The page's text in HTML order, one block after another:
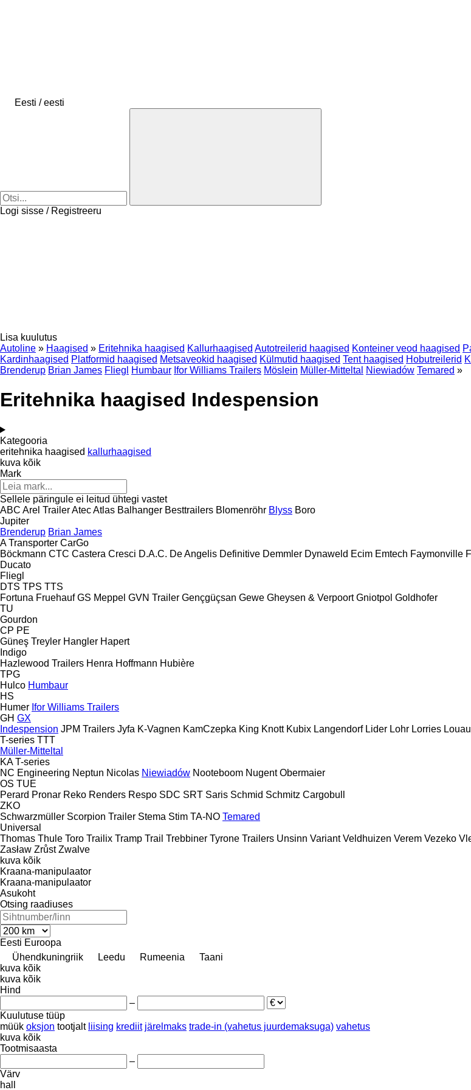
Eesti / eesti
Logi sisse / Registreeru
Lisa kuulutus
Autoline » Haagised » Eritehnika haagised Kallurhaagised Autotreilerid haagised Konteiner veod haagised
Kardinhaagised Platformid haagised Metsaveokid haagised Külmutid haagised Tent haagised Hobutreilerid
Brenderup Brian James Fliegl Humbaur Ifor Williams Trailers Möslein Müller-Mitteltal Niewiadów Temared »
Eritehnika haagised Indespension
Kategooria
eritehnika haagised kallurhaagised
kuva kõik
Mark
Sellele päringule ei leitud ühtegi vastet
ABC Arel TrailerAtecAtlas Balhanger Besttrailers Blomenröhr Blyss Boro
Jupiter
Brenderup Brian James
A Transporter CarGo
Böckmann CTC Castera Cresci D.A.C. De Angelis Definitive Demmler Dynaweld Ecim Emtech Faymonville
Ducato
Fliegl
DTS TPS TTS
Fortuna Fruehauf GS Meppel GVN Trailer Gençgüçsan Gewe Gheysen & Verpoort Gniotpol Goldhofer
TU
Gourdon
CP PE
Güneş Treyler Hangler Hapert
Indigo
Hazlewood Trailers Henra Hoffmann Hubière
TPG
Hulco Humbaur
HS
Humer Ifor Williams Trailers
GH GX
Indespension JPM Trailers Jyfa K-Vagnen KamCzepka King Knott Kubix Langendorf Lider Lohr Lorries
T-series TTT
Müller-Mitteltal
KA T-series
NC Engineering Neptun Nicolas Niewiadów Nooteboom Nugent Obermaier
OS TUE
Perard Pronar Reko Renders Respo SDC SRT Saris Schmid Schmitz Cargobull
ZKO
Schwarzmüller Scorpion Trailer Stema Stim TA-NO Temared
Universal
Thomas Thule Toro Trailix Tramp Trail Trebbiner Tyrone Trailers Unsinn Variant Veldhuizen Verem Vezeko
Zasław Zrůst Zwalve
kuva kõik
Kraana-manipulaator
Kraana-manipulaator
Asukoht
Otsing raadiuses
Eesti Euroopa
Ühendkuningriik
Leedu Rumeenia
Taani
kuva kõik
kuva kõik
Hind
–
Kuulutuse tüüp
müük oksjon tootjalt liising krediit järelmaks trade-in (vahetus juurdemaksuga) vahetus
kuva kõik
Tootmisaasta
–
Värv
hall